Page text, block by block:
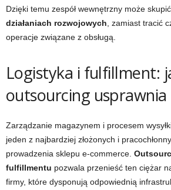
Dzięki temu zespół wewnętrzny może
działaniach rozwojowych , zamiast tracić
operacje związane z obsługą.
Logistyka i fulfillment:
outsourcing usprawnia
Zarządzanie magazynem i procesem
jeden z najbardziej złożonych i
prowadzenia sklepu e-commerce.
fulfillmentu pozwala przenieść ten ciężar
firmy, które dysponują odpowiednią